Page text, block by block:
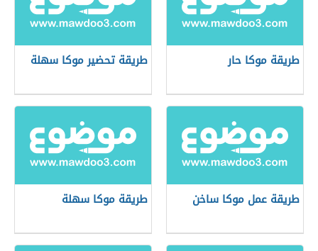
طريقة موكا حار طريقة تحضير موكا سهلة
طريقة عمل موكا ساخن طريقة موكا سهلة